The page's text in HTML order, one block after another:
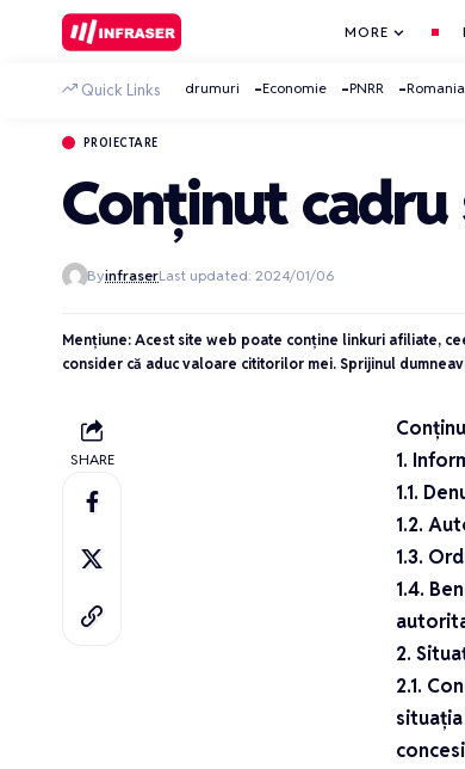
MORE
Quick Links drumuri Economie PNRR Romania
PROIECTARE
Conținut
ByinfraserLast updated: 2024/01/06
Mențiune: Acest site web poate conține linkuri afiliate,
consider că aduc valoare cititorilor mei. Sprijinul
SHARE
1.
1.1.
1.2.
1.3.
1.4.
2.
2.1.